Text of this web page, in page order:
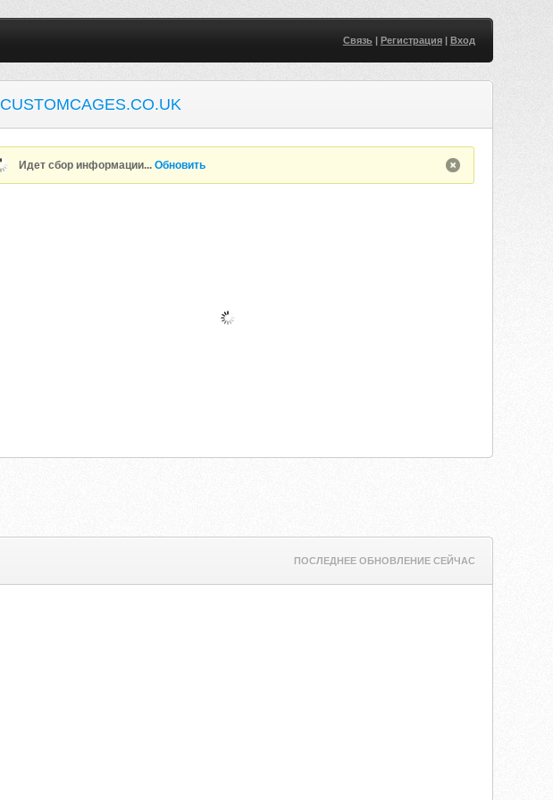
Связь| Регистрация| Вход
CUSTOMCAGES.CO.UK
Идет сбор информации...Обновить
ПОСЛЕДНЕЕ ОБНОВЛЕНИЕ СЕЙЧАС